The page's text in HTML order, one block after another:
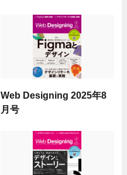
Web Designing 2025年8
月号